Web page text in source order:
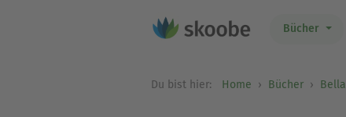
Bücher
Du bist hier: Home Bücher